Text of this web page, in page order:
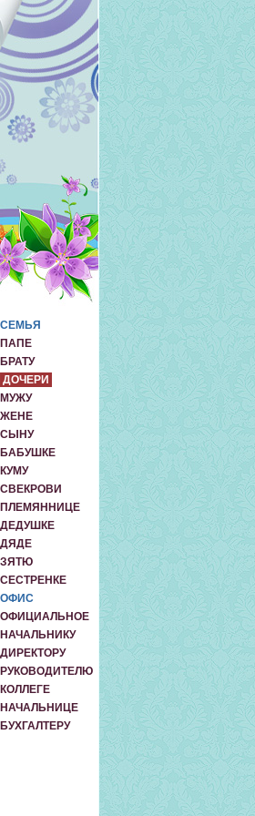
СЕМЬЯ
ПАПЕ
БРАТУ
ДОЧЕРИ
МУЖУ
ЖЕНЕ
СЫНУ
БАБУШКЕ
КУМУ
СВЕКРОВИ
ПЛЕМЯННИЦЕ
ДЕДУШКЕ
ДЯДЕ
ЗЯТЮ
СЕСТРЕНКЕ
ОФИС
ОФИЦИАЛЬНОЕ
НАЧАЛЬНИКУ
ДИРЕКТОРУ
РУКОВОДИТЕЛЮ
КОЛЛЕГЕ
НАЧАЛЬНИЦЕ
БУХГАЛТЕРУ